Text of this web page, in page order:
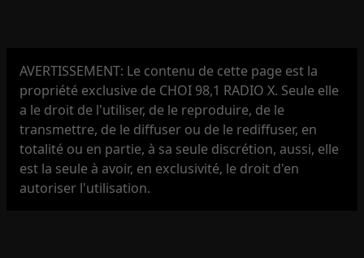
AVERTISSEMENT: Le contenu de cette page est la
propriété exclusive de CHOI 98,1 RADIO X. Seule elle
a le droit de l'utiliser, de le reproduire, de le
transmettre, de le diffuser ou de le rediffuser, en
totalité ou en partie, à sa seule discrétion, aussi, elle
est la seule à avoir, en exclusivité, le droit d'en
autoriser l'utilisation.